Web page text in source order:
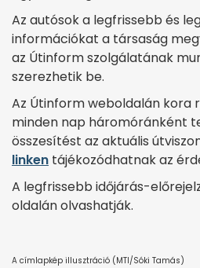
Az autósok a legfrissebb és
információkat a társaság
az Útinform szolgálatának
szerezhetik be.
Az Útinform weboldalán kora
minden nap háromóránként
összesítést az aktuális
linken tájékozódhatnak az
A legfrissebb időjárás-
oldalán olvashatják.
A címlapkép illusztráció (MTI/Sóki Tamás)